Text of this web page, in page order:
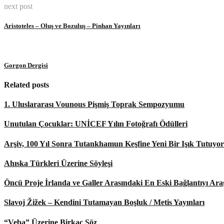
next post
Aristoteles – Oluş ve Bozuluş – Pinhan Yayınları
Gorgon Dergisi
Related posts
1. Uluslararası Vounous Pişmiş Toprak Sempozyumu
Unutulan Çocuklar: UNİCEF Yılın Fotoğrafı Ödülleri
Arşiv, 100 Yıl Sonra Tutankhamun Keşfine Yeni Bir Işık Tutuyor
Ahıska Türkleri Üzerine Söyleşi
Öncü Proje İrlanda ve Galler Arasındaki En Eski Bağlantıyı
Slavoj Žižek – Kendini Tutamayan Boşluk / Metis Yayınları
“Veba” Üzerine Birkaç Söz